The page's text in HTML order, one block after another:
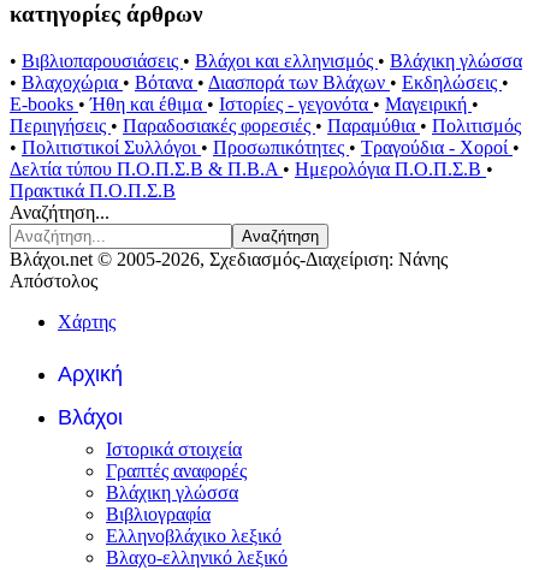
κατηγορίες άρθρων
• Βιβλιοπαρουσιάσεις • Βλάχοι και ελληνισμός • Βλάχικη γλώσσα
• Βλαχοχώρια • Βότανα • Διασπορά των Βλάχων • Εκδηλώσεις •
E-books •Ήθη και έθιμα • Ιστορίες - γεγονότα • Μαγειρική •
Περιηγήσεις • Παραδοσιακές φορεσιές • Παραμύθια • Πολιτισμός
• Πολιτιστικοί Συλλόγοι • Προσωπικότητες • Τραγούδια - Χοροί •
Δελτία τύπου Π.Ο.Π.Σ.Β & Π.Β.Α • Ημερολόγια Π.Ο.Π.Σ.Β •
Πρακτικά Π.Ο.Π.Σ.Β
Αναζήτηση...
Αναζήτηση
Βλάχοι.net © 2005-2026, Σχεδιασμός-Διαχείριση: Νάνης
Απόστολος
Χάρτης
Αρχική
Βλάχοι
Ιστορικά στοιχεία
Γραπτές αναφορές
Βλάχικη γλώσσα
Βιβλιογραφία
Ελληνοβλάχικο λεξικό
Βλαχο-ελληνικό λεξικό